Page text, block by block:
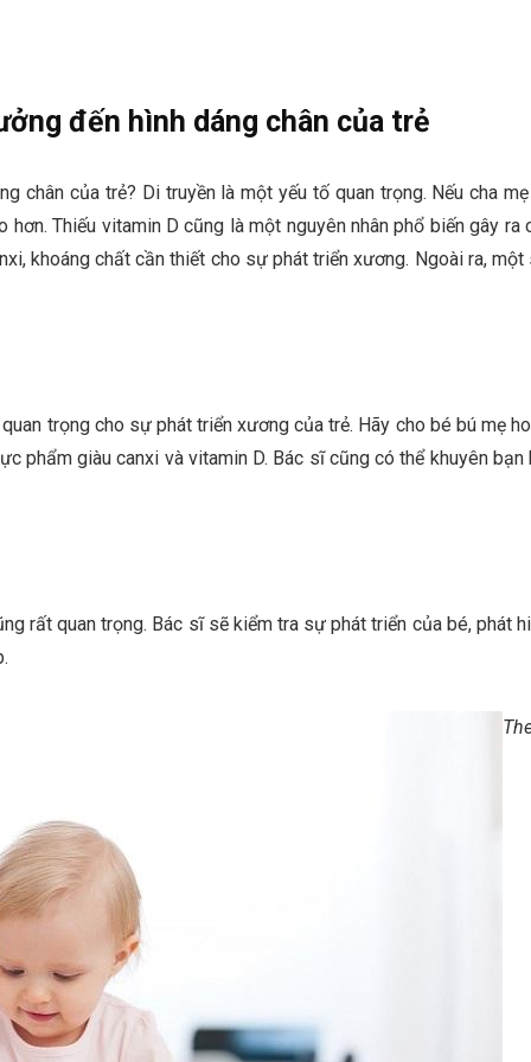
đến hình dáng chân của trẻ
chân của trẻ? Di truyền là một yếu tố quan trọng. Nếu cha
Thiếu vitamin D cũng là một nguyên nhân phổ biến gây ra
khoáng chất cần thiết cho sự phát triển xương. Ngoài ra, một
trọng cho sự phát triển xương của trẻ. Hãy cho bé bú mẹ
phẩm giàu canxi và vitamin D. Bác sĩ cũng có thể khuyên bạn
rất quan trọng. Bác sĩ sẽ kiểm tra sự phát triển của bé, phát